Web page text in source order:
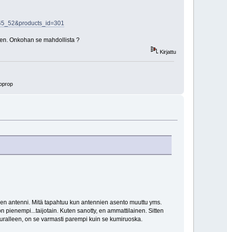
Onkohan se mahdollista ?
Kirjattu
antenni. Mitä tapahtuu kun antennien asento muuttu yms.
Kuten sanotty, en ammattilainen. Sitten
on se varmasti parempi kuin se kumiruoska.